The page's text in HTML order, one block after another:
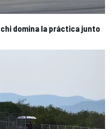
domina la práctica junto